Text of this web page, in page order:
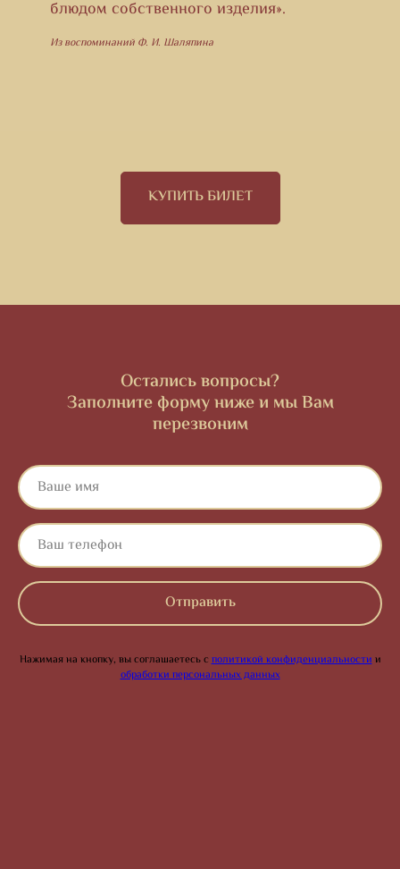
блюдом собственного изделия».
Из воспоминаний Ф. И. Шаляпина
КУПИТЬ БИЛЕТ
Остались вопросы?
Заполните форму ниже и мы Вам
перезвоним
Отправить
Нажимая на кнопку, вы соглашаетесь сполитикой конфиденциальностии
обработки персональных данных